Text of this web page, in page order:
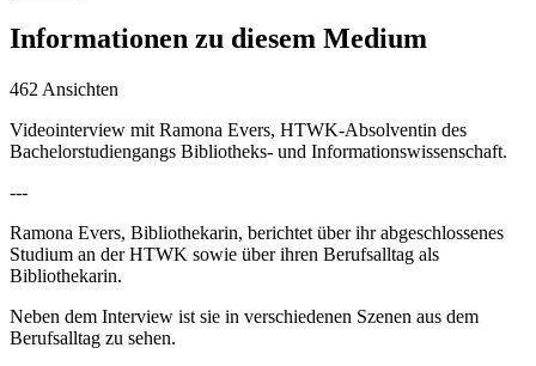
Informationen zu diesem Medium
462 Ansichten
Videointerview mit Ramona Evers, HTWK-Absolventin des
Bachelorstudiengangs Bibliotheks- und Informationswissenschaft.
---
Ramona Evers, Bibliothekarin, berichtet über ihr abgeschlossenes
Studium an der HTWK sowie über ihren Berufsalltag als
Bibliothekarin.
Neben dem Interview ist sie in verschiedenen Szenen aus dem
Berufsalltag zu sehen.